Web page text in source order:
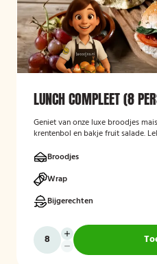
LUNCH COMPLEET (8
Geniet van onze luxe broodjes
krentenbol en bakje fruit salade.
Broodjes
Wrap
Bijgerechten